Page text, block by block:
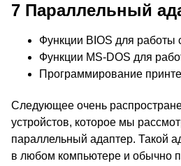
7 Параллельный
Функции BIOS для работы
Функции MS-DOS для
Программирование
Следующее очень
устройстов, которое мы
параллельный адаптер. Такой
в любом компьютере и обычно